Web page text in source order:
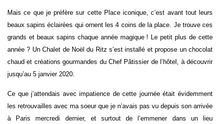
Mais ce que je préfère sur cette Place iconique, c’est avant tout leurs
beaux sapins éclairées qui ornent les 4 coins de la place. Je trouve ces
grands et beaux sapins chaque année magique ! Le petit plus de cette
année ? Un Chalet de Noël du Ritz s’est installé et propose un chocolat
chaud et créations gourmandes du Chef Pâtissier de l’hôtel, à découvrir
jusqu’au 5 janvier 2020.
Ce que j’attendais avec impatience de cette journée était évidemment
les retrouvailles avec ma soeur que je n’avais pas vu depuis son arrivée
à Paris mercredi dernier, et surtout de l’emmener dans un lieu